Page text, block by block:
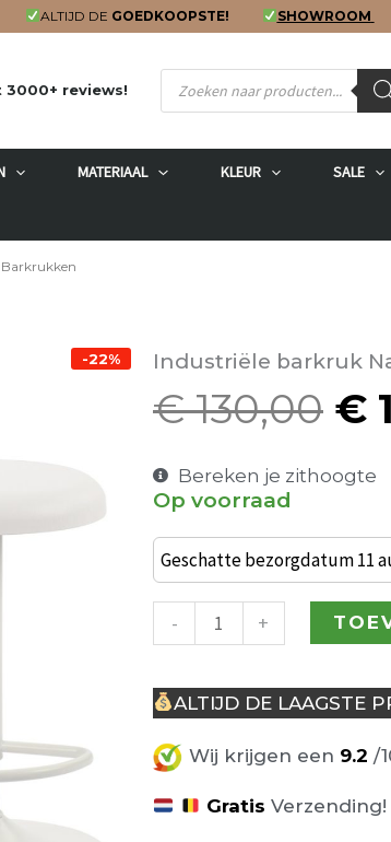
ALTIJD DE GOEDKOOPSTE! SHOWROOM
3000+ reviews!
Producten
zoeken
MATERIAAL KLEUR SALE
Barkrukken
-22% Industriële barkruk
€130,00 €
Bereken je zithoogte
Op voorraad
Geschatte bezorgdatum 11
-
van
2
Barkrukken
Kunststof
+
ALTIJD DE LAAGSTE
Wij krijgen een 9.2 /
Gratis Verzending!